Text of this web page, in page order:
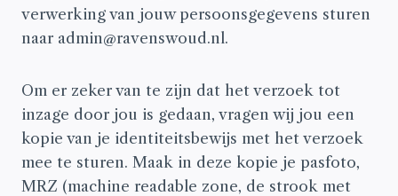
verwerking van jouw persoonsgegevens sturen
naar admin@ravenswoud.nl.
Om er zeker van te zijn dat het verzoek tot
inzage door jou is gedaan, vragen wij jou een
kopie van je identiteitsbewijs met het verzoek
mee te sturen. Maak in deze kopie je pasfoto,
MRZ (machine readable zone, de strook met